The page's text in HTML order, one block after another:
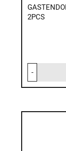
2PCS
-